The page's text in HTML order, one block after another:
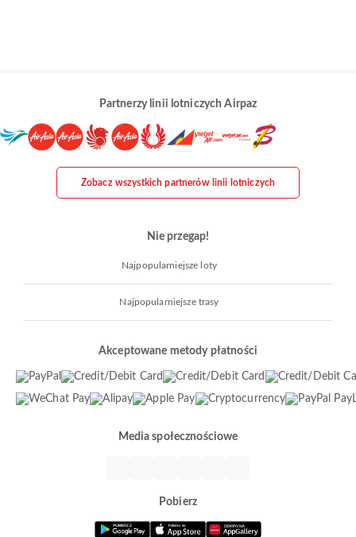
Partnerzy linii lotniczych Airpaz
Zobacz wszystkich partnerów linii lotniczych
Nie przegap!
Najpopularniejsze loty
Najpopularniejsze trasy
Akceptowane metody płatności
Media społecznościowe
Pobierz